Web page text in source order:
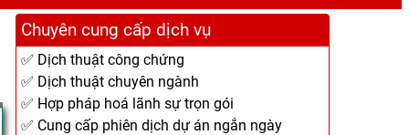
Chuyên cung cấp dịch vụ
✅ Dịch thuật công chứng
✅ Dịch thuật chuyên ngành
✅ Hợp pháp hoá lãnh sự trọn gói
✅ Cung cấp phiên dịch dự án ngắn ngày